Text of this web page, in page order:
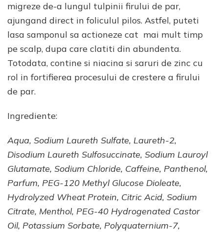
migreze de-a lungul tulpinii firului de par,
ajungand direct in foliculul pilos. Astfel, puteti
lasa samponul sa actioneze cat mai mult timp
pe scalp, dupa care clatiti din abundenta.
Totodata, contine si niacina si saruri de zinc cu
rol in fortifierea procesului de crestere a firului
de par.
Ingrediente:
Aqua, Sodium Laureth Sulfate, Laureth-2,
Disodium Laureth Sulfosuccinate, Sodium Lauroyl
Glutamate, Sodium Chloride, Caffeine, Panthenol,
Parfum, PEG-120 Methyl Glucose Dioleate,
Hydrolyzed Wheat Protein, Citric Acid, Sodium
Citrate, Menthol, PEG-40 Hydrogenated Castor
Oil, Potassium Sorbate, Polyquaternium-7,